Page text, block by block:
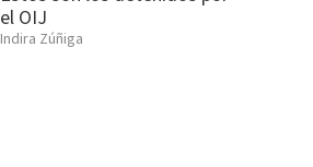
el OIJ
Indira Zúñiga